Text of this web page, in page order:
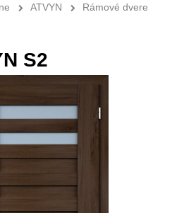
ATVYN
Rámové dvere
S2